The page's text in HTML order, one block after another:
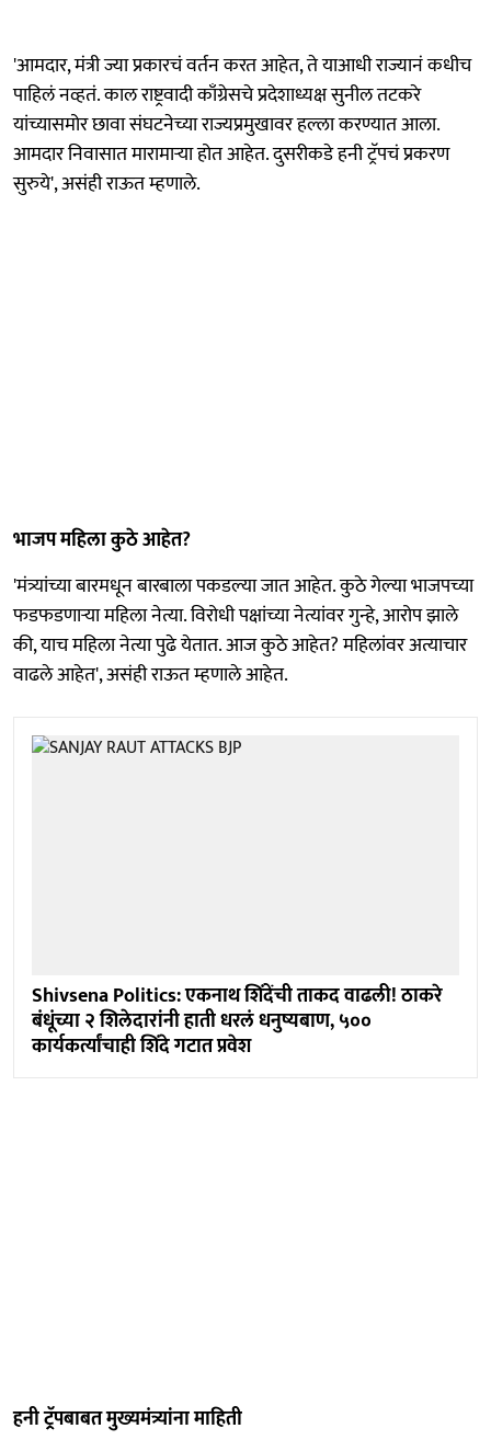
'आमदार, मंत्री ज्या प्रकारचं वर्तन करत आहेत, ते याआधी राज्यानं कधीच
पाहिलं नव्हतं. काल राष्ट्रवादी काँग्रेसचे प्रदेशाध्यक्ष सुनील तटकरे
यांच्यासमोर छावा संघटनेच्या राज्यप्रमुखावर हल्ला करण्यात आला.
आमदार निवासात मारामाऱ्या होत आहेत. दुसरीकडे हनी ट्रॅपचं प्रकरण
सुरुये', असंही राऊत म्हणाले.
भाजप महिला कुठे आहेत?
'मंत्र्यांच्या बारमधून बारबाला पकडल्या जात आहेत. कुठे गेल्या भाजपच्या
फडफडणाऱ्या महिला नेत्या. विरोधी पक्षांच्या नेत्यांवर गुन्हे, आरोप झाले
की, याच महिला नेत्या पुढे येतात. आज कुठे आहेत? महिलांवर अत्याचार
वाढले आहेत', असंही राऊत म्हणाले आहेत.
Shivsena Politics: एकनाथ शिंदेंची ताकद वाढली! ठाकरे
बंधूंच्या २ शिलेदारांनी हाती धरलं धनुष्यबाण, ५००
कार्यकर्त्यांचाही शिंदे गटात प्रवेश
हनी ट्र्रॅपबाबत मुख्यमंत्र्यांना माहिती